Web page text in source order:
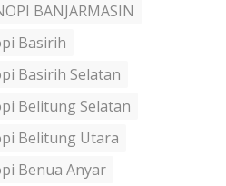
BANJARMASIN
Basirih
Basirih Selatan
Belitung Selatan
Belitung Utara
Benua Anyar